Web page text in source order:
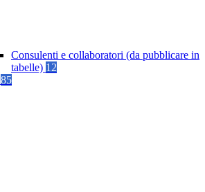
Consulenti e collaboratori (da pubblicare in
tabelle) 12
85